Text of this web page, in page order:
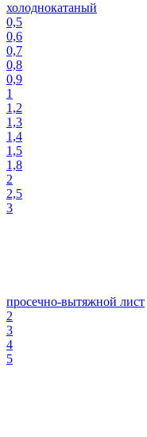
холоднокатаный
0,5
0,6
0,7
0,8
0,9
1
1,2
1,3
1,4
1,5
1,8
2
2,5
3
просечно-вытяжной лист
2
3
4
5